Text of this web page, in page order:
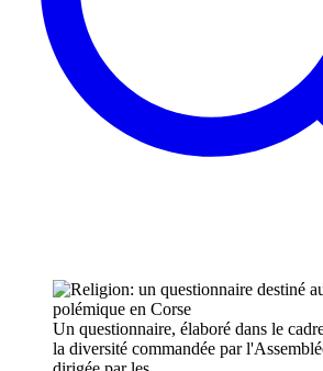
Un questionnaire, élaboré dans le
la diversité commandée par